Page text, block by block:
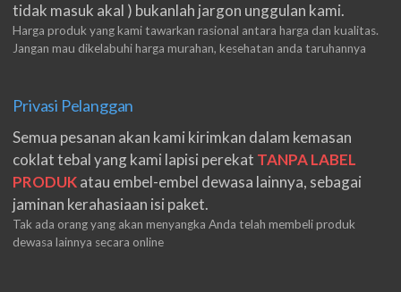
tidak masuk akal ) bukanlah jargon unggulan kami.
Harga produk yang kami tawarkan rasional antara harga dan kualitas.
Jangan mau dikelabuhi harga murahan, kesehatan anda taruhannya
Privasi Pelanggan
Semua pesanan akan kami kirimkan dalam kemasan
coklat tebal yang kami lapisi perekat TANPA LABEL
PRODUKatau embel-embel dewasa lainnya, sebagai
jaminan kerahasiaan isi paket.
Tak ada orang yang akan menyangka Anda telah membeli produk
dewasa lainnya secara online